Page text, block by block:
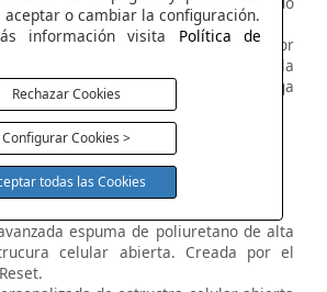
del cuerpo.
contiene extractos de soja por
a disipar la humedad y regular la
que el colchón se mantenga
espuma de poliuretano de alta
celular abierta. Creada por el
aceptar o cambiar la configuración.
información visita Política de
Rechazar Cookies
Configurar Cookies >
todas las Cookies